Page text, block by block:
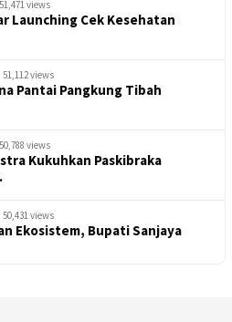
51,471 views
Launching Cek Kesehatan
51,112 views
Pantai Pangkung Tibah
50,788 views
Kukuhkan Paskibraka
50,431 views
Ekosistem, Bupati Sanjaya